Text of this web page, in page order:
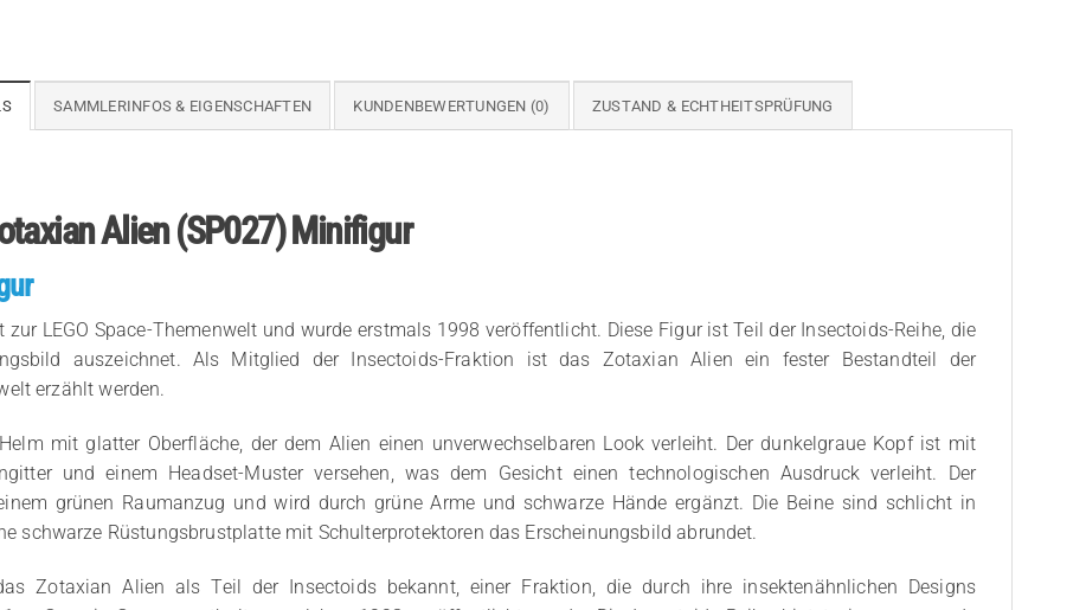
SAMMLERINFOS & EIGENSCHAFTEN KUNDENBEWERTUNGEN (0) ZUSTAND & ECHTHEITSPRÜFUNG
Alien (SP027) Minifigur
LEGO Space-Themenwelt und wurde erstmals 1998 veröffentlicht. Diese Figur ist Teil der Insectoids-Reihe, die
auszeichnet. Als Mitglied der Insectoids-Fraktion ist das Zotaxian Alien ein fester Bestandteil der
erzählt werden.
mit glatter Oberfläche, der dem Alien einen unverwechselbaren Look verleiht. Der dunkelgraue Kopf ist mit
und einem Headset-Muster versehen, was dem Gesicht einen technologischen Ausdruck verleiht. Der
grünen Raumanzug und wird durch grüne Arme und schwarze Hände ergänzt. Die Beine sind schlicht in
schwarze Rüstungsbrustplatte mit Schulterprotektoren das Erscheinungsbild abrundet.
Zotaxian Alien als Teil der Insectoids bekannt, einer Fraktion, die durch ihre insektenähnlichen Designs